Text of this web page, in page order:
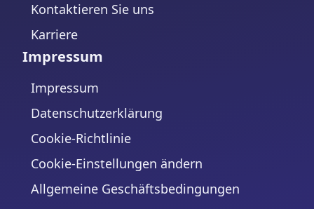
Kontaktieren Sie uns
Karriere
Impressum
Impressum
Datenschutzerklärung
Cookie-Richtlinie
Cookie-Einstellungen ändern
Allgemeine Geschäftsbedingungen